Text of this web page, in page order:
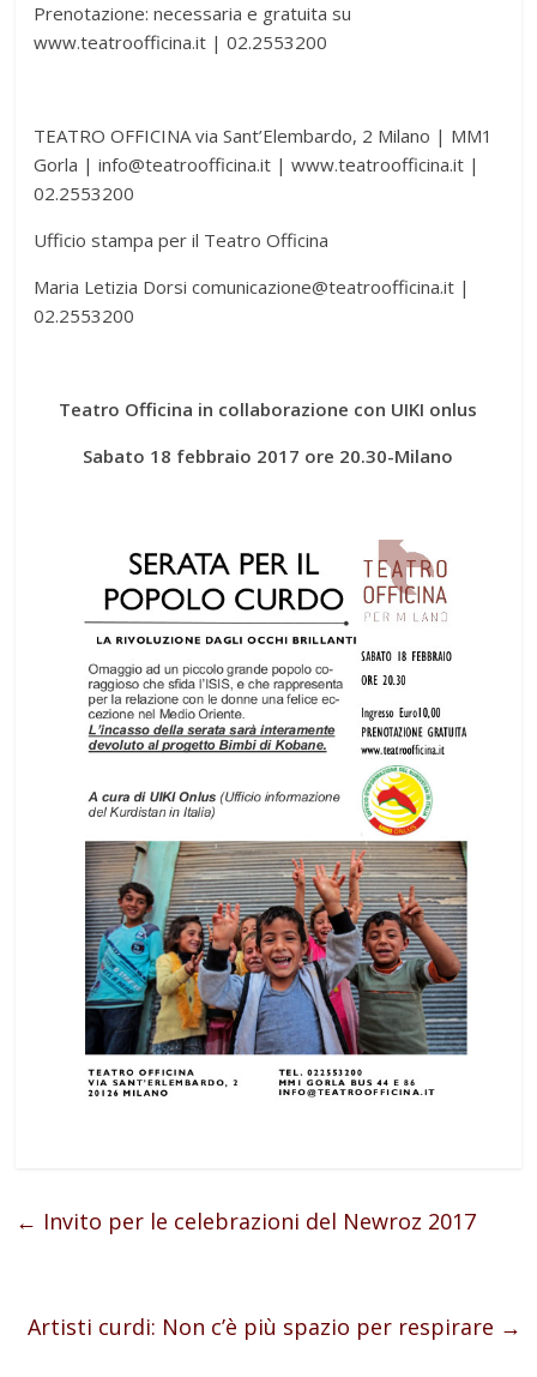
Prenotazione: necessaria e gratuita su
www.teatroofficina.it | 02.2553200
TEATRO OFFICINA via Sant’Elembardo, 2 Milano | MM1
Gorla | info@teatroofficina.it | www.teatroofficina.it |
02.2553200
Ufficio stampa per il Teatro Officina
Maria Letizia Dorsi comunicazione@teatroofficina.it |
02.2553200
Teatro Officina in collaborazione con UIKI onlus
Sabato 18 febbraio 2017 ore 20.30-Milano
← Invito per le celebrazioni del Newroz 2017
Artisti curdi: Non c’è più spazio per respirare →